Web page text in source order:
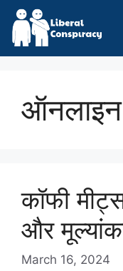
Skip
content
कॉफी
और
March 16, 2024